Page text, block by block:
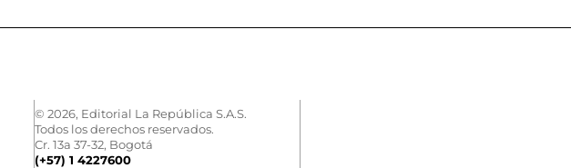
© 2026, Editorial La República S.A.S.
Todos los derechos reservados.
Cr. 13a 37-32, Bogotá
(+57) 1 4227600